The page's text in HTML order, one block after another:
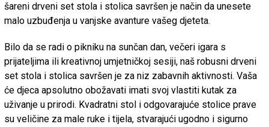
šareni drveni set stola i stolica savršen je način da unesete
malo uzbuđenja u vanjske avanture vašeg djeteta.
Bilo da se radi o pikniku na sunčan dan, večeri igara s
prijateljima ili kreativnoj umjetničkoj sesiji, naš robusni drveni
set stola i stolica savršen je za niz zabavnih aktivnosti. Vaša
će djeca apsolutno obožavati imati svoj vlastiti kutak za
uživanje u prirodi. Kvadratni stol i odgovarajuće stolice prave
su veličine za male ruke i tijela, stvarajući ugodno i sigurno